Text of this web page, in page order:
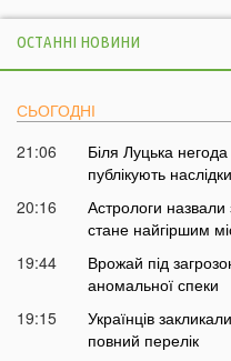
ОСТАННІ НОВИНИ
СЬОГОДНІ
21:06
Біля Луцька
публікують
20:16
Астрологи назвали
стане найгіршим
19:44
Врожай під
аномальної спеки
19:15
Українців
повний перелік